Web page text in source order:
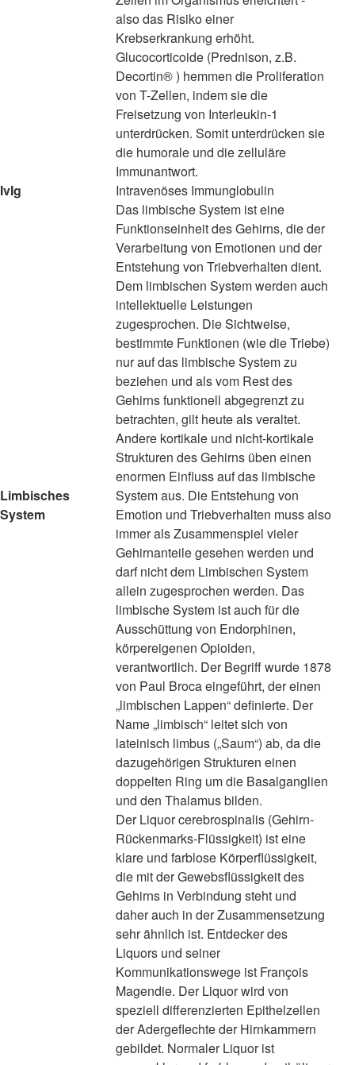
also das Risiko einer
Krebserkrankung erhöht.
Glucocorticoide (Prednison, z.B.
Decortin® ) hemmen die Proliferation
von T-Zellen, indem sie die
Freisetzung von Interleukin-1
unterdrücken. Somit unterdrücken sie
die humorale und die zelluläre
Immunantwort.
IvIg
Intravenöses Immunglobulin
Limbisches
System
Das limbische System ist eine
Funktionseinheit des Gehirns, die der
Verarbeitung von Emotionen und der
Entstehung von Triebverhalten dient.
Dem limbischen System werden auch
intellektuelle Leistungen
zugesprochen. Die Sichtweise,
bestimmte Funktionen (wie die Triebe)
nur auf das limbische System zu
beziehen und als vom Rest des
Gehirns funktionell abgegrenzt zu
betrachten, gilt heute als veraltet.
Andere kortikale und nicht-kortikale
Strukturen des Gehirns üben einen
enormen Einfluss auf das limbische
System aus. Die Entstehung von
Emotion und Triebverhalten muss also
immer als Zusammenspiel vieler
Gehirnanteile gesehen werden und
darf nicht dem Limbischen System
allein zugesprochen werden. Das
limbische System ist auch für die
Ausschüttung von Endorphinen,
körpereigenen Opioiden,
verantwortlich. Der Begriff wurde 1878
von Paul Broca eingeführt, der einen
„limbischen Lappen“ definierte. Der
Name „limbisch“ leitet sich von
lateinisch limbus („Saum“) ab, da die
dazugehörigen Strukturen einen
doppelten Ring um die Basalganglien
und den Thalamus bilden.
Der Liquor cerebrospinalis (Gehirn-
Rückenmarks-Flüssigkeit) ist eine
klare und farblose Körperflüssigkeit,
die mit der Gewebsflüssigkeit des
Gehirns in Verbindung steht und
daher auch in der Zusammensetzung
sehr ähnlich ist. Entdecker des
Liquors und seiner
Kommunikationswege ist François
Magendie. Der Liquor wird von
speziell differenzierten Epithelzellen
der Adergeflechte der Hirnkammern
gebildet. Normaler Liquor ist